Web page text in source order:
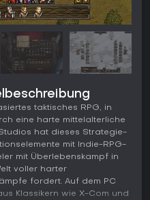
taktisches RPG, in
eine harte mittelalterliche
hat dieses Strategie-
mit Indie-RPG-
mit Überlebenskampf in
voller harter
fordert. Auf dem PC
Klassikern wie X-Com und